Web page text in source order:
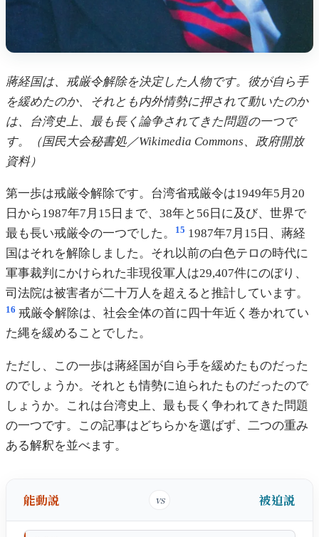
蔣経国は、戒厳令解除を決定した人物です。彼が自ら手
を緩めたのか、それとも内外情勢に押されて動いたのか
は、台湾史上、最も長く論争されてきた問題の一つで
す。（国民大会秘書処／Wikimedia Commons、政府開放
資料）
第一歩は戒厳令解除です。台湾省戒厳令は1949年5月20
日から1987年7月15日まで、38年と56日に及び、世界で
最も長い戒厳令の一つでした。
15 1987年7月15日、蔣経
国はそれを解除しました。それ以前の白色テロの時代に
軍事裁判にかけられた非現役軍人は29,407件にのぼり、
司法院は被害者が二十万人を超えると推計しています。
16 戒厳令解除は、社会全体の首に四十年近く巻かれてい
た縄を緩めることでした。
ただし、この一歩は蔣経国が自ら手を緩めたものだった
のでしょうか。それとも情勢に迫られたものだったので
しょうか。これは台湾史上、最も長く争われてきた問題
の一つです。この記事はどちらかを選ばず、二つの重み
ある解釈を並べます。
能動説 vs 被迫説